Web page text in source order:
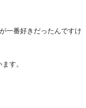
一番好きだったんですけ
す。